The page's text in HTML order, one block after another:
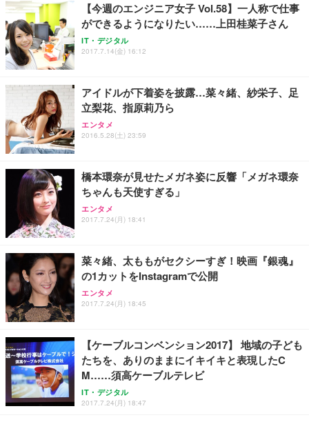
Sezlife オフィスチェア デスクチェア 疲れない テレ
ワーク チェア 強化バックレスト 30度ロッキング機
能 人間工学 椅子 腰サポート 90度跳ね上げ式アーム
ョン PCチェア 通気性メッシュ ゲーミング/勉強/事
務用 おしゃれ パソコンチェア (ブラック)
Sezlife オフィスチェア デスクチェア 疲れない テレ
ワーク チェア 強化バックレスト 30度ロッキング機
能 人間工学 椅子 腰サポート 90度跳ね上げ式アーム
務用 おしゃれ パソコンチェア (ホワイト)
ANDWINT オフィスチェア デスクチェア 肘なし メ
ッシュ 通気性 ランバーサポート付き 腰サポート ガ
ス圧無段階昇降 360度回転 キャスター付き コンパク
【純正品】27"ゲーミングモニター DualSense 充電
フック付き（CFI-ZDM1J）
【整備済み品】Dell E2724HS 27インチ 液晶モニタ
ー フルHD（1920×1080）VA 非光沢 HDMI/DisplayP
ort/VGA スピーカー内蔵 高さ調整 スイベル VESA対
【MiniLED/24.5inch/280Hz/FHD】GRAPHT THE S
HOOTER Gaming Monitor 24” Essential ゲーミン
グモニター QD 24.5インチ 1ms FHD 量子ドット 残
ネオ・ルーライフ ネオ・オムツ L 中型犬用 26枚入
り 単品
Smart Basic(スマートベーシック) 【Amazon.co.jp
限定】 Smart Basic アイリスオーヤマ ペットシーツ
超厚型 お徳用 ワイド 100枚入 (x 1) (ケース販売)
アイリスオーヤマ ペットシーツ 超厚型 お徳用 レギ
ュラー 200枚入【Amazon.co.jp限定】
【今週のエンジニア女子 Vol.58】一人称で仕事
ができるようになりたい……上田桂菜子さん
IT・デジタル
2017.7.14(金) 16:12
アイドルが下着姿を披露…菜々緒、紗栄子、足
立梨花、指原莉乃ら
エンタメ
2016.5.28(土) 23:59
橋本環奈が見せたメガネ姿に反響「メガネ環奈
ちゃんも天使すぎる」
エンタメ
2017.7.24(月) 18:41
菜々緒、太ももがセクシーすぎ！映画『銀魂』
の1カットをInstagramで公開
エンタメ
2017.7.24(月) 18:45
【ケーブルコンベンション2017】 地域の子ども
たちを、ありのままにイキイキと表現したC
M……須高ケーブルテレビ
IT・デジタル
2017.7.24(月) 18:47